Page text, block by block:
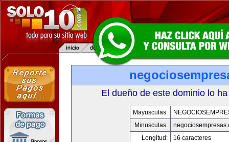
El dueño de este dominio lo
Mayusculas:
Minusculas:
Longitud:
16 caracteres